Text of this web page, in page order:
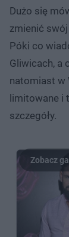
Dużo się
zmienić
Póki co
Gliwicach, a
natomiast w
limitowane i
szczegóły.